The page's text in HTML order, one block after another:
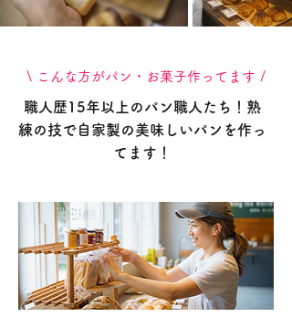
​\ こんな方がパン・お菓子作ってます /
職人歴15年以上のパン職人たち！熟
練の技で自家製の美味しいパンを作っ
てます！